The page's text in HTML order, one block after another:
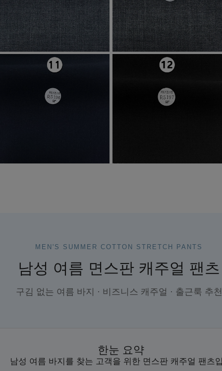
MEN'S SUMMER COTTON STRETCH PANTS
남성 여름 면스판 캐주얼 팬츠
구김 없는 여름 바지 · 비즈니스 캐주얼 · 출근룩 추천
한눈 요약
남성 여름 바지를 찾는 고객을 위한 면스판 캐주얼 팬츠